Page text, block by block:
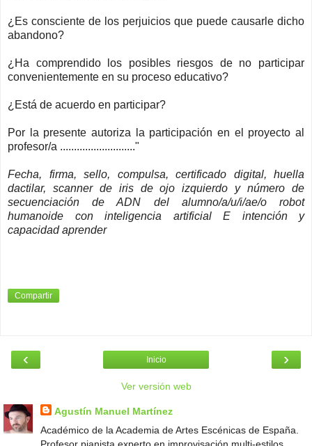
¿Es consciente de los perjuicios que puede causarle dicho
abandono?
¿Ha comprendido los posibles riesgos de no participar
convenientemente en su proceso educativo?
¿Está de acuerdo en participar?
Por la presente autoriza la participación en el proyecto al
profesor/a ..........................."
Fecha, firma, sello, compulsa, certificado digital, huella
dactilar, scanner de iris de ojo izquierdo y número de
secuenciación de ADN del alumno/a/u/i/ae/o robot
humanoide con inteligencia artificial E intención y
capacidad aprender
Compartir
‹ ›
Inicio
Ver versión web
Agustín Manuel Martínez
Académico de la Academia de Artes Escénicas de España.